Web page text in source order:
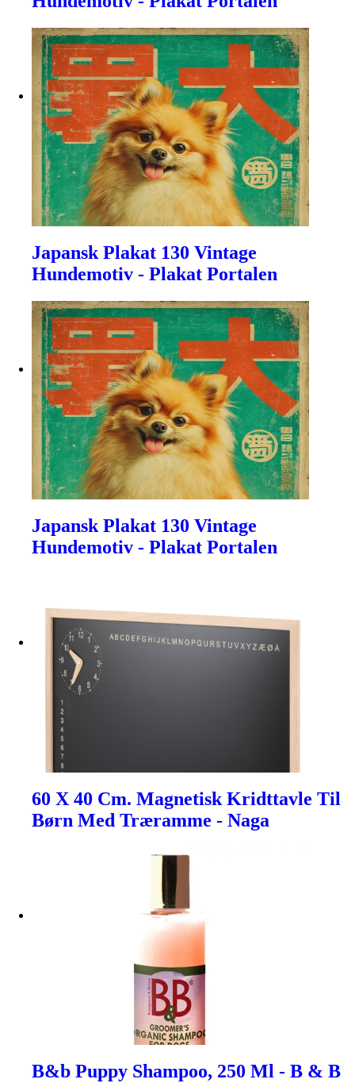
Japansk Plakat 130 Vintage
Hundemotiv - Plakat Portalen
Japansk Plakat 130 Vintage
Hundemotiv - Plakat Portalen
60 X 40 Cm. Magnetisk Kridttavle Til
Børn Med Træramme - Naga
B&b Puppy Shampoo, 250 Ml - B & B